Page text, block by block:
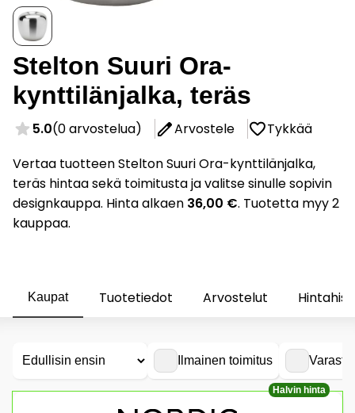
Stelton Suuri Ora-
kynttilänjalka, teräs
5.0(0 arvostelua) Arvostele
Tykkää
Vertaa tuotteen Stelton Suuri Ora-kynttilänjalka,
teräs hintaa sekä toimitusta ja valitse sinulle sopivin
designkauppa. Hinta alkaen 36,00 €. Tuotetta myy 2
kauppaa.
Kaupat Tuotetiedot Arvostelut
Ilmainen toimitus
Halvin hinta